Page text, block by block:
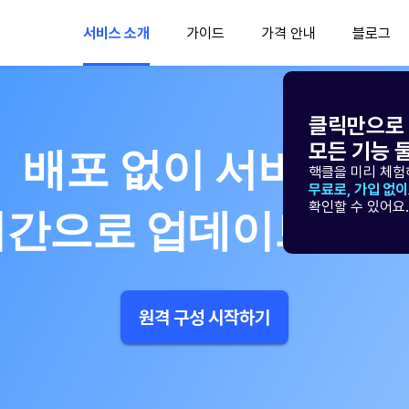
서비스 소개 가이드 가격 안내 블로그
클릭만으로
모든 기능
핵클을 미리 체
무료로, 가입 없이
확인할 수 있어요.
배포 없이 서비스를
으로 업데이트해
원격 구성 시작하기